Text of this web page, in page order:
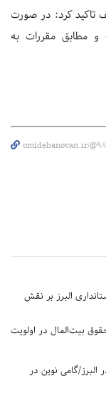
تاکید کرد: در صورت
مطابق مقررات به
omidebanovan.ir/
البرز بر نقش
بیت‌المال در اولویت
البرز/گامی نوین در